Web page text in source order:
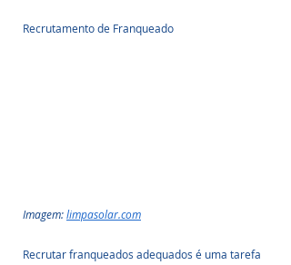
Recrutamento de Franqueado
Imagem: limpasolar.com
Recrutar franqueados adequados é uma tarefa